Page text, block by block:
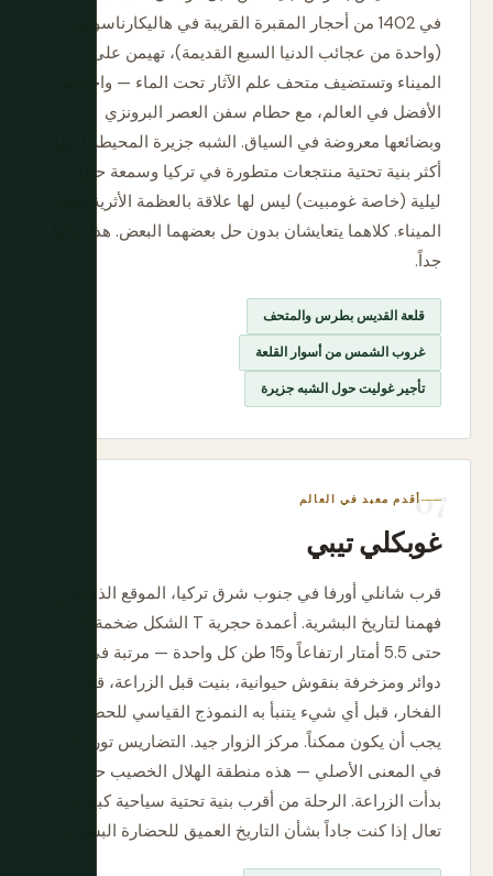
في 1402 من أحجار المقبرة القريبة في هاليكارناسوس
(واحدة من عجائب الدنيا السبع القديمة)، تهيمن على
الميناء وتستضيف متحف علم الآثار تحت الماء — واحد من
الأفضل في العالم، مع حطام سفن العصر البرونزي
وبضائعها معروضة في السياق. الشبه جزيرة المحيطة لديها
أكثر بنية تحتية منتجعات متطورة في تركيا وسمعة حياة
ليلية (خاصة غومبيت) ليس لها علاقة بالعظمة الأثرية فوق
الميناء. كلاهما يتعايشان بدون حل بعضهما البعض. هذا تركيا
جداً.
قلعة القديس بطرس والمتحف
غروب الشمس من أسوار القلعة
تأجير غوليت حول الشبه جزيرة
أقدم معبد في العالم
غوبكلي تيبي
قرب شانلي أورفا في جنوب شرق تركيا، الموقع الذي غير
فهمنا لتاريخ البشرية. أعمدة حجرية T الشكل ضخمة —
حتى 5.5 أمتار ارتفاعاً و15 طن كل واحدة — مرتبة في
دوائر ومزخرفة بنقوش حيوانية، بنيت قبل الزراعة، قبل
الفخار، قبل أي شيء يتنبأ به النموذج القياسي للحضارة
يجب أن يكون ممكناً. مركز الزوار جيد. التضاريس توراتية
في المعنى الأصلي — هذه منطقة الهلال الخصيب حيث
بدأت الزراعة. الرحلة من أقرب بنية تحتية سياحية كبيرة.
تعال إذا كنت جاداً بشأن التاريخ العميق للحضارة البشرية.